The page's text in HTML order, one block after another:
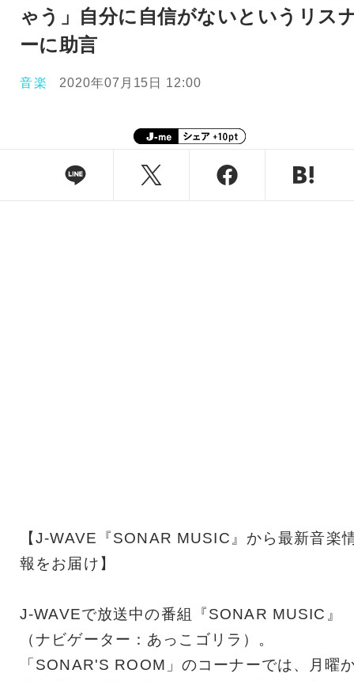
ゃう」自分に自信がないというリス
ーに助言
音楽 2020年07月15日 12:00
【J-WAVE『SONAR MUSIC』から最新音楽
報をお届け】
J-WAVEで放送中の番組『SONAR MUSIC』
（ナビゲーター：あっこゴリラ）。
「SONAR'S ROOM」のコーナーでは、月曜